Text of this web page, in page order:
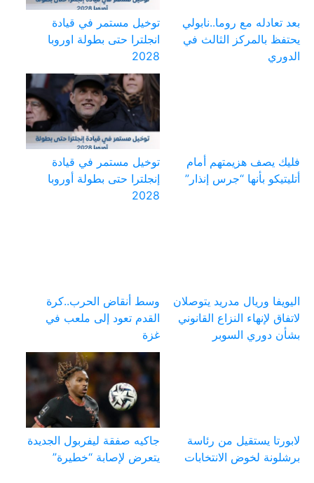
بعد تعادله مع روما..نابولي
يحتفظ بالمركز الثالث في
الدوري
توخيل مستمر في قيادة
انجلترا حتى بطولة اوروبا
2028
فليك يصف هزيمتهم أمام
أتليتيكو بأنها “جرس إنذار”
توخيل مستمر في قيادة
إنجلترا حتى بطولة أوروبا
2028
اليويفا وريال مدريد يتوصلان
لاتفاق لإنهاء النزاع القانوني
بشأن دوري السوبر
وسط أنقاض الحرب..كرة
القدم تعود إلى ملعب في
غزة
لابورتا يستقيل من رئاسة
برشلونة لخوض الانتخابات
جاكيه صفقة ليفربول الجديدة
يتعرض لإصابة “خطيرة”